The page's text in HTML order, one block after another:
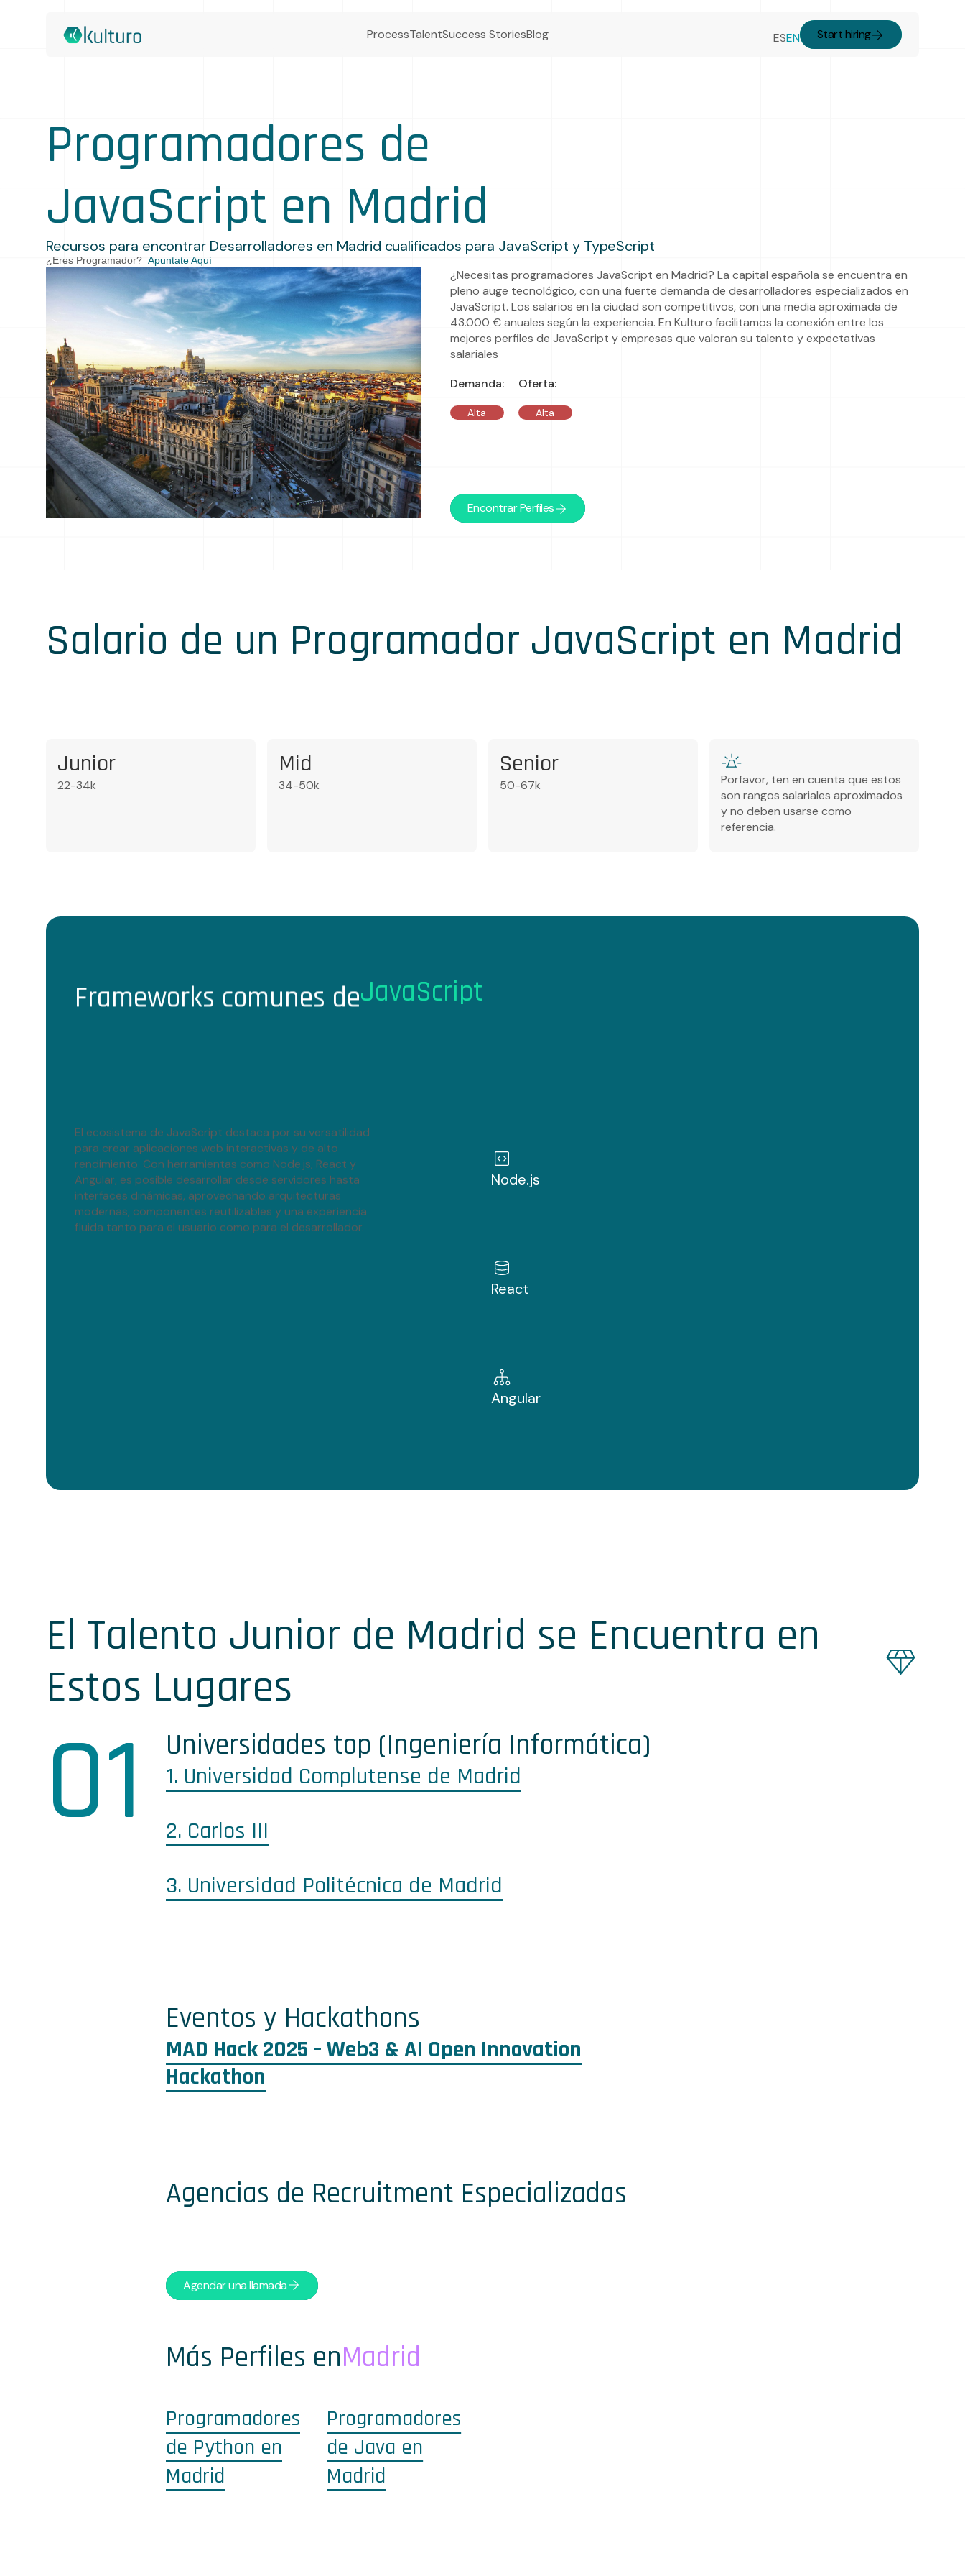
ProcessTalentSuccess StoriesBlog ESEN Start hiring
Programadores de
JavaScript en Madrid
Recursos para encontrar Desarrolladores en Madrid cualificados para JavaScript y TypeScript
¿Eres Programador? Apuntate Aquí
¿Necesitas programadores JavaScript en Madrid? La capital española se encuentra en
pleno auge tecnológico, con una fuerte demanda de desarrolladores especializados en
JavaScript. Los salarios en la ciudad son competitivos, con una media aproximada de
43.000 € anuales según la experiencia. En Kulturo facilitamos la conexión entre los
mejores perfiles de JavaScript y empresas que valoran su talento y expectativas
salariales
Demanda:
Oferta:
Alta Alta
Encontrar Perfiles
Salario de un Programador JavaScript en Madrid
Junior
22-34k
Mid
34-50k
Senior
50-67k
Porfavor, ten en cuenta que estos
son rangos salariales aproximados
y no deben usarse como
referencia.
Frameworks comunes deJavaScript
Marketing Specialist
El ecosistema de JavaScript destaca por su versatilidad
para crear aplicaciones web interactivas y de alto
rendimiento. Con herramientas como Node.js, React y
Angular, es posible desarrollar desde servidores hasta
interfaces dinámicas, aprovechando arquitecturas
modernas, componentes reutilizables y una experiencia
fluida tanto para el usuario como para el desarrollador.
Node.js
React
Angular
El Talento Junior de Madrid se Encuentra en
Estos Lugares
01
Universidades top (Ingeniería Informática)
1. Universidad Complutense de Madrid
2. Carlos III
3. Universidad Politécnica de Madrid
Eventos y Hackathons
MAD Hack 2025 – Web3 & AI Open Innovation
Hackathon
Agencias de Recruitment Especializadas
Agendar una llamada
Más Perfiles enMadrid
Programadores
de Python en
Madrid
Programadores
de Java en
Madrid